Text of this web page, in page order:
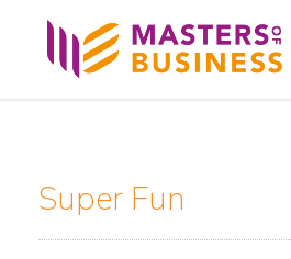
Super Fun